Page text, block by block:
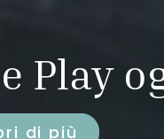
Play
di più